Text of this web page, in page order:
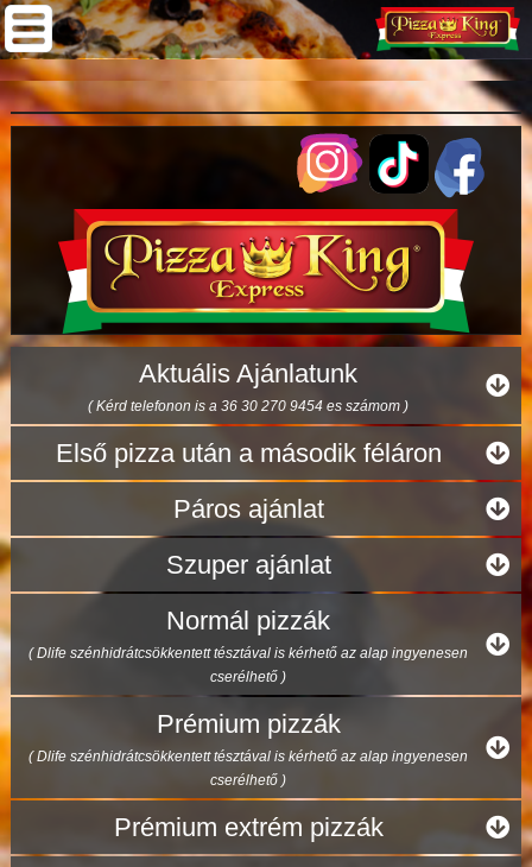
Aktuális Ajánlatunk
( Kérd telefonon is a 36 30 270 9454 es számom )
Első pizza után a második féláron
Páros ajánlat
Szuper ajánlat
Normál pizzák
( Dlife szénhidrátcsökkentett tésztával is kérhető az alap ingyenesen
cserélhető )
Prémium pizzák
( Dlife szénhidrátcsökkentett tésztával is kérhető az alap ingyenesen
cserélhető )
Prémium extrém pizzák